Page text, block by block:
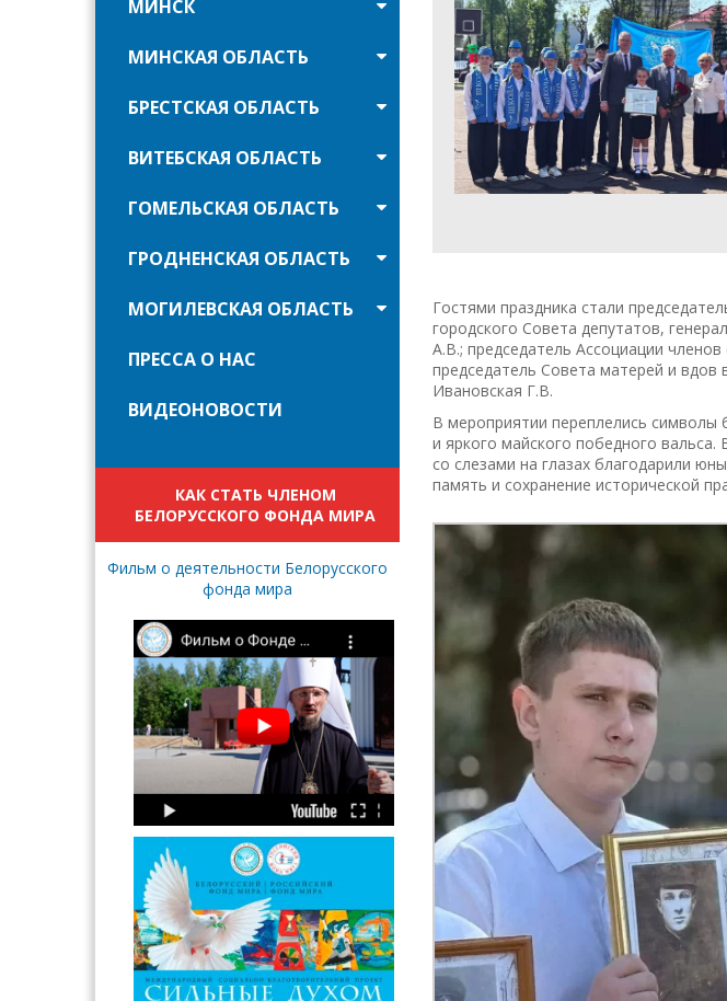
МИНСК
МИНСКАЯ ОБЛАСТЬ
БРЕСТСКАЯ ОБЛАСТЬ
ВИТЕБСКАЯ ОБЛАСТЬ
ГОМЕЛЬСКАЯ ОБЛАСТЬ
ГРОДНЕНСКАЯ ОБЛАСТЬ
МОГИЛЕВСКАЯ ОБЛАСТЬ
ПРЕССА О НАС
ВИДЕОНОВОСТИ
КАК СТАТЬ ЧЛЕНОМ
БЕЛОРУССКОГО ФОНДА МИРА
Фильм о деятельности Белорусского
фонда мира
Гостями праздника стали
городского Совета депутатов,
А.В.; председатель Ассоциации
председатель Совета матерей и вдов
Ивановская Г.В.
В мероприятии переплелись
и яркого майского победного
со слезами на глазах благодарили
память и сохранение исторической